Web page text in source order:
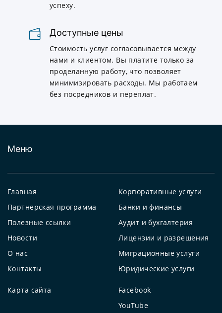
успеху.
Доступные цены
Стоимость услуг согласовывается между
нами и клиентом. Вы платите только за
проделанную работу, что позволяет
минимизировать расходы. Мы работаем
без посредников и переплат.
Меню
Главная
Партнерская программа
Полезные ссылки
Новости
О нас
Контакты
Корпоративные услуги
Банки и финансы
Аудит и бухгалтерия
Лицензии и разрешения
Миграционные услуги
Юридические услуги
Карта сайта
Facebook
YouTube